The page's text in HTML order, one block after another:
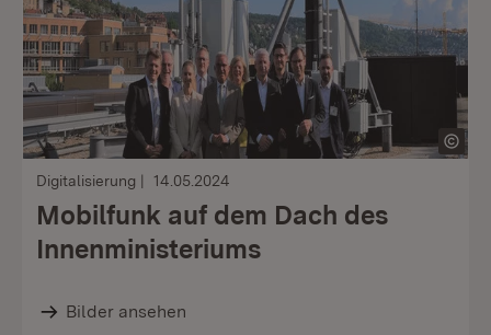
Digitalisierung 14.05.2024
Mobilfunk auf dem Dach des
Innenministeriums
Bilder ansehen